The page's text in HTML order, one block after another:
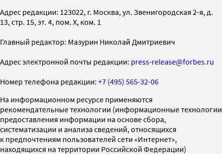
Адрес редакции: 123022, г. Москва, ул. Звенигородская 2-я, д.
13, стр. 15, эт. 4, пом. X, ком. 1
Главный редактор: Мазурин Николай Дмитриевич
Адрес электронной почты редакции: press-release@forbes.ru
Номер телефона редакции: +7 (495) 565-32-06
На информационном ресурсе применяются
рекомендательные технологии (информационные технологии
предоставления информации на основе сбора,
систематизации и анализа сведений, относящихся
к предпочтениям пользователей сети «Интернет»,
находящихся на территории Российской Федерации)